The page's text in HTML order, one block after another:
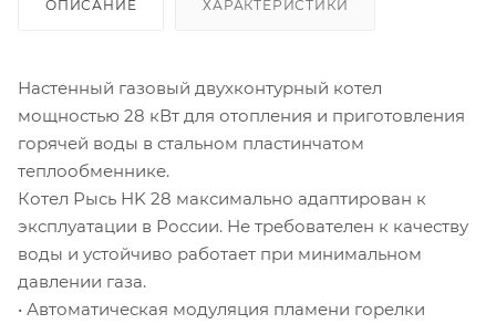
ОПИСАНИЕ ХАРАКТЕРИСТИКИ
Настенный газовый двухконтурный котел
мощностью 28 кВт для отопления и приготовления
горячей воды в стальном пластинчатом
теплообменнике.
Котел Рысь HK 28 максимально адаптирован к
эксплуатации в России. Не требователен к качеству
воды и устойчиво работает при минимальном
давлении газа.
• Автоматическая модуляция пламени горелки